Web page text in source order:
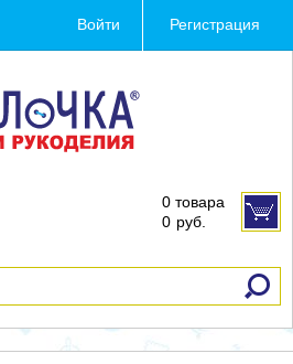
Войти Регистрация
0 товара
0 руб.